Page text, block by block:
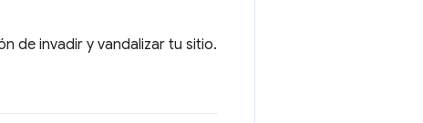
de invadir y vandalizar tu sitio.